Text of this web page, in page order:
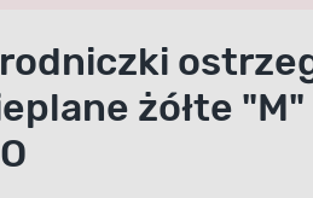
żółte "M"